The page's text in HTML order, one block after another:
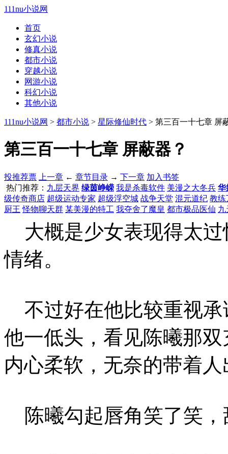
111nu小说网
首页
玄幻小说
修真小说
都市小说
穿越小说
网游小说
科幻小说
其他小说
111nu小说网 > 都市小说 > 星际修仙时代 > 第三百一十七章 屏
第三百一十七章 屏蔽器？
投推荐票 上一章 ← 章节目录 → 下一章 加入书签
热门推荐： 九层天界 绿茵峥嵘 我是杀毒软件 美漫之大冬兵 华
级传奇商店 超级运动专家 超级浮空城 战争天堂 混元道纪 教练
厨王 怪物聊天群 某美漫的特工 我夺舍了魔皇 都市极品医仙 九
大概是少女表现得太过
情绪。
不过好在他比较重视承
他一低头，看见陈曦那
内心柔软，无奈的带着
陈曦勾起唇角笑了笑，